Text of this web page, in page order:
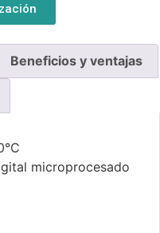
Beneficios y ventajas
microprocesado